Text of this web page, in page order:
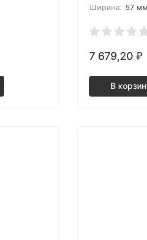
Ширина: 57
7 679,20 ₽
В